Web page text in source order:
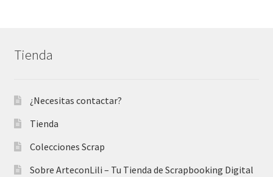
Tienda
¿Necesitas contactar?
Tienda
Colecciones Scrap
Sobre ArteconLili – Tu Tienda de Scrapbooking Digital